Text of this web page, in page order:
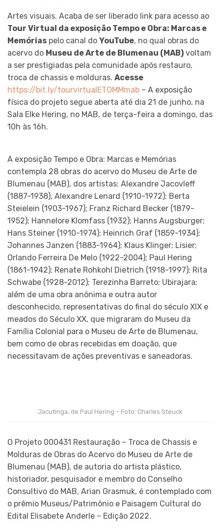
Artes visuais. Acaba de ser liberado link para acesso ao
Tour Virtual da exposição Tempo e Obra: Marcas e
Memórias pelo canal do YouTube, no qual obras do
acervo do Museu de Arte de Blumenau (MAB) voltam
a ser prestigiadas pela comunidade após restauro,
troca de chassis e molduras. Acesse
https://bit.ly/tourvirtualETOMMmab – A exposição
física do projeto segue aberta até dia 21 de junho, na
Sala Elke Hering, no MAB, de terça-feira a domingo, das
10h às 16h.
A exposição Tempo e Obra: Marcas e Memórias
contempla 28 obras do acervo do Museu de Arte de
Blumenau (MAB), dos artistas: Alexandre Jacovleff
(1887-1938), Alexandre Lenard (1910-1972); Berta
Steielein (1903-1967); Franz Richard Becker (1879-
1952); Hannelore Klomfass (1932); Hanns Augsburger;
Hans Steiner (1910-1974); Heinrich Graf (1859-1934);
Johannes Janzen (1883-1964); Klaus Klinger; Lisier;
Orlando Ferreira De Melo (1922-2004); Paul Hering
(1861-1942); Renate Rohkohl Dietrich (1918-1997); Rita
Schwabe (1928-2012); Terezinha Barreto; Ubirajara;
além de uma obra anônima e outra autor
desconhecido, representativas do final do século XIX e
meados do Século XX, que migraram do Museu da
Família Colonial para o Museu de Arte de Blumenau,
bem como de obras recebidas em doação, que
necessitavam de ações preventivas e saneadoras.
Jacutinga, de Paul Hering – Foto: Charles Steuck
O Projeto 000431 Restauração – Troca de Chassis e
Molduras de Obras do Acervo do Museu de Arte de
Blumenau (MAB), de autoria do artista plástico,
historiador, pesquisador e membro do Conselho
Consultivo do MAB, Arian Grasmuk, é contemplado com
o prêmio Museus/Patrimônio e Paisagem Cultural do
Edital Elisabete Anderle – Edição 2022.